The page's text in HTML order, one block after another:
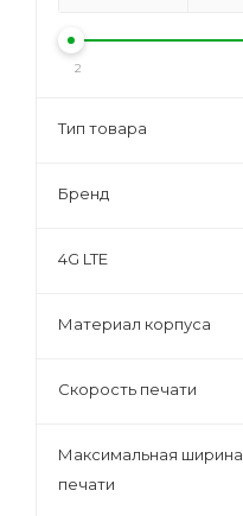
2
Тип товара
Бренд
4G LTE
Материал корпуса
Скорость печати
Максимальная ширина
печати